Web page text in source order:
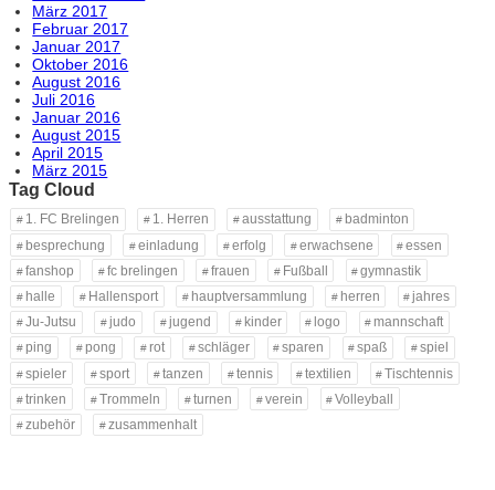
März 2017
Februar 2017
Januar 2017
Oktober 2016
August 2016
Juli 2016
Januar 2016
August 2015
April 2015
März 2015
Tag Cloud
1. FC Brelingen 1. Herren ausstattung
badminton
besprechung
einladung erfolg erwachsene
essen
fanshop
fc brelingen frauen Fußball
gymnastik
halle
Hallensport hauptversammlung herren
jahres
Ju-Jutsu
judo jugend kinder logo
mannschaft
ping
pong rot schläger sparen spaß
spiel
spieler
sport tanzen tennis textilien
Tischtennis
trinken
Trommeln turnen verein
Volleyball
zubehör
zusammenhalt